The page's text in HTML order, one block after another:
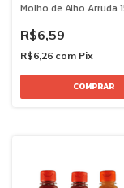
Molho de Alho Arruda
R$6,59
R$6,26 com Pix